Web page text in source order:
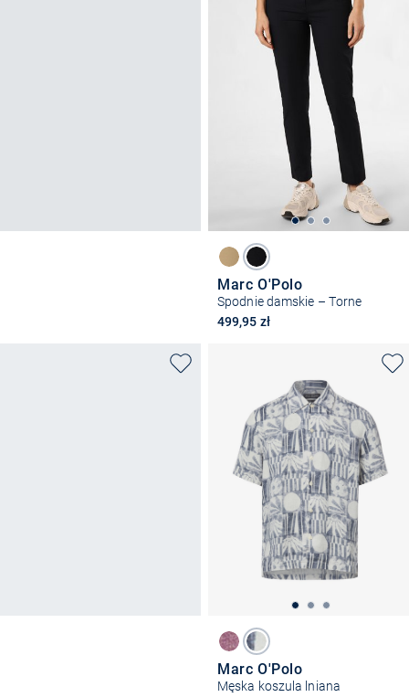
Marc O'Polo
Spodnie damskie – Torne
499,95 zł
Marc O'Polo
Męska koszula lniana